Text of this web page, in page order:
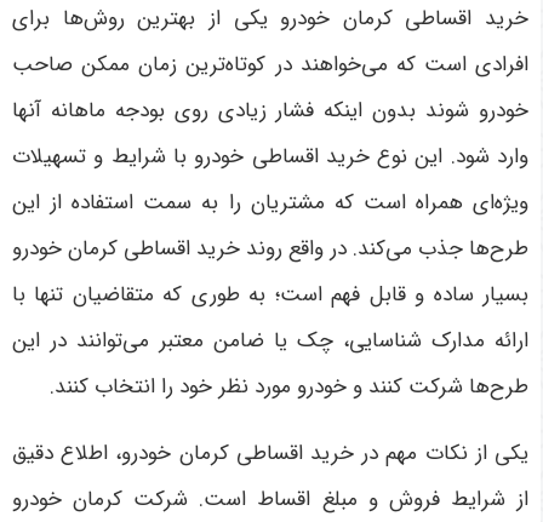
خرید اقساطی کرمان خودرو یکی از بهترین روش‌ها برای
افرادی است که می‌خواهند در کوتاه‌ترین زمان ممکن صاحب
خودرو شوند بدون اینکه فشار زیادی روی بودجه ماهانه آنها
وارد شود. این نوع خرید اقساطی خودرو با شرایط و تسهیلات
ویژه‌ای همراه است که مشتریان را به سمت استفاده از این
طرح‌ها جذب می‌کند. در واقع روند خرید اقساطی کرمان خودرو
بسیار ساده و قابل فهم است؛ به طوری که متقاضیان تنها با
ارائه مدارک شناسایی، چک یا ضامن معتبر می‌توانند در این
طرح‌ها شرکت کنند و خودرو مورد نظر خود را انتخاب کنند.
یکی از نکات مهم در خرید اقساطی کرمان خودرو، اطلاع دقیق
از شرایط فروش و مبلغ اقساط است. شرکت کرمان خودرو